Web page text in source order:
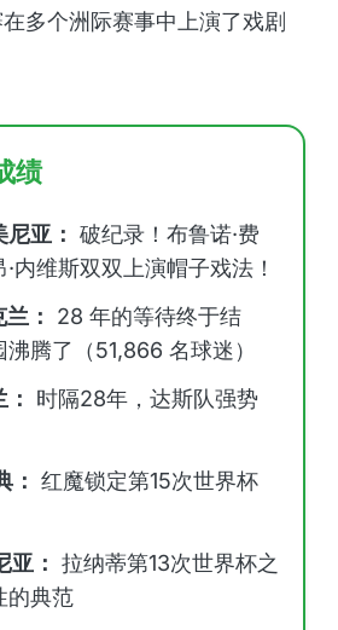
多个洲际赛事中上演了戏剧
绩
亚： 破纪录！布鲁诺·费
内维斯双双上演帽子戏法！
：
28 年的等待终于结
腾了（51,866 名球迷）
时隔28年，达斯队强势
： 红魔锁定第15次世界杯
： 拉纳蒂第13次世界杯之
的典范